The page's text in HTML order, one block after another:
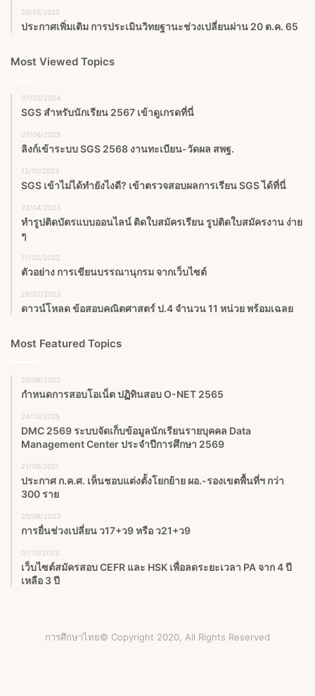
20/10/2022
ประกาศเพิ่มเติม การประเมินวิทยฐานะช่วงเปลี่ยนผ่าน 20 ต.ค. 65
Most Viewed Topics
07/03/2024
SGS สําหรับนักเรียน 2567 เข้าดูเกรดที่นี่
07/06/2025
ลิงก์เข้าระบบ SGS 2568 งานทะเบียน-วัดผล สพฐ.
12/10/2023
SGS เข้าไม่ได้ทำยังไงดี? เข้าตรวจสอบผลการเรียน SGS ได้ที่นี่
23/04/2023
ทำรูปติดบัตรแบบออนไลน์ ติดใบสมัครเรียน รูปติดใบสมัครงาน ง่าย
ๆ
17/02/2022
ตัวอย่าง การเขียนบรรณานุกรม จากเว็บไซต์
28/02/2023
ดาวน์โหลด ข้อสอบคณิตศาสตร์ ป.4 จำนวน 11 หน่วย พร้อมเฉลย
Most Featured Topics
29/08/2022
กำหนดการสอบโอเน็ต ปฏิทินสอบ O-NET 2565
24/10/2025
DMC 2569 ระบบจัดเก็บข้อมูลนักเรียนรายบุคคล Data
Management Center ประจำปีการศึกษา 2569
21/09/2021
ประกาศ ก.ค.ศ. เห็นชอบแต่งตั้งโยกย้าย ผอ.-รองเขตพื้นที่ฯ กว่า
300 ราย
25/08/2023
การยื่นช่วงเปลี่ยน ว17+ว9 หรือ ว21+ว9
01/10/2023
เว็บไซต์สมัครสอบ CEFR และ HSK เพื่อลดระยะเวลา PA จาก 4 ปี
เหลือ 3 ปี
การศึกษาไทย© Copyright 2020, All Rights Reserved